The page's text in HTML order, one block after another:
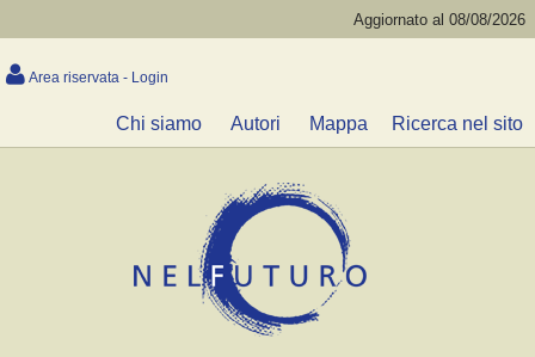
Aggiornato al 08/08/2026
Area riservata - Login
Chi siamo Autori Mappa Ricerca nel sito